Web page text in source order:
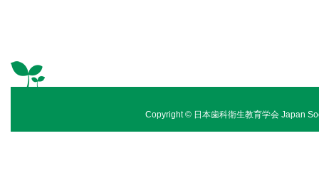
Copyright © 日本歯科衛生教育学会 Japan